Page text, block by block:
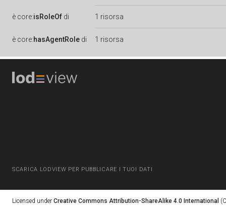
è core:isRoleOf di 1 risorsa
è core:hasAgentRole di 1 risorsa
SCARICA LODVIEW PER PUBBLICARE I TUOI DATI
Licensed under Creative Commons Attribution-ShareAlike 4.0 International